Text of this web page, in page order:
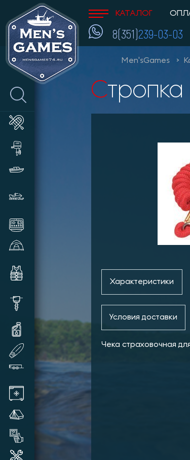
КАТАЛОГ
8(351)239-03-03
Men'sGames
Характеристики
Условия доставки
Чека страховочная
Комплектующие и аксессуары
Масла и смазки для техники
Прицепы лодочные
Автохолодильники
Товары бывшие в употреблении